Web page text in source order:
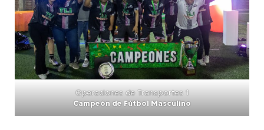
Operaciones de Transportes 1
Campeón de Fútbol Masculino